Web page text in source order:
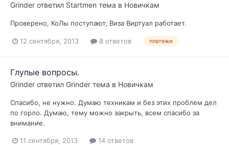
Grinder ответил Startmen тема в Новичкам
Проверено, КоЛы поступают, Виза Виртуал работает.
12 сентября, 2013 8 ответов платежи
Глупые вопросы.
Grinder ответил Grinder тема в Новичкам
Спасибо, не нужно. Думаю техникам и без этих проблем дел
по горло. Думаю, тему можно закрыть, всем спасибо за
внимание.
11 сентября, 2013 14 ответов